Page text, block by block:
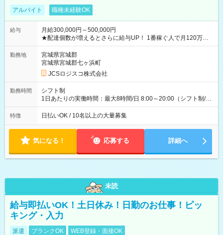
アルバイト 職種未経験OK
給与
月給300,000円～500,000円
★配達個数が増えるとさらに給与UP！ 1番稼ぐ人で月120万ほ
ど！ ・主要都市エリア 月収55万円／週5日稼働 月収65万~112
万円／週6日稼働 ・地方郊外エリア 月収40万円／週5日稼働 月
収40万円~50万円／週6日稼働 ＜モデルイメージ＞ ■月収50万
円 (27歳男性/江東区在住)※元建築関係 1日150個配達×25日勤務
(日休み) ■月収80万円(43歳男性/墨田区在住)※元営業 1日200個
勤務地
宮城県宮城郡
宮城県宮城郡七ヶ浜町
JCSロジスコ株式会社
勤務時間
シフト制
1日あたりの実働時間：最大8時間/日 8:00～20:00（シフト制/実
働8時間） ※週5日勤務（場所次第では週4も有り） ※配達状況
によって時間外での勤務可能性有り ※案件により多少の前後あ
特徴 日払いOK / 10名以上の大量募集
気になる！ 応募する 詳細へ
未読
給与即払いOK！土日休み！日勤のお仕事！ピッ
キング・入力
派遣 ブランクOK WEB登録・面接OK